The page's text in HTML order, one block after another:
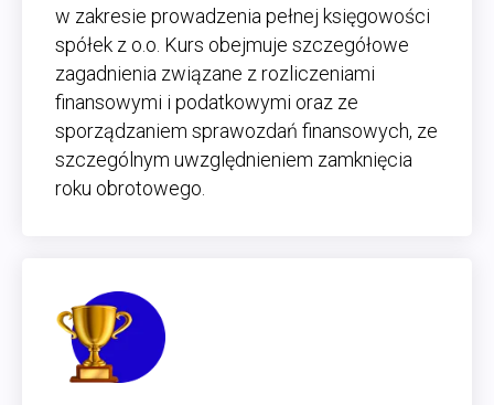
w zakresie prowadzenia pełnej księgowości
spółek z o.o. Kurs obejmuje szczegółowe
zagadnienia związane z rozliczeniami
finansowymi i podatkowymi oraz ze
sporządzaniem sprawozdań finansowych, ze
szczególnym uwzględnieniem zamknięcia
roku obrotowego.